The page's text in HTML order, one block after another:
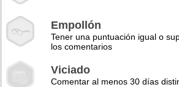
Empollón
Tener una puntuación igual o
los comentarios
Viciado
Comentar al menos 30 días